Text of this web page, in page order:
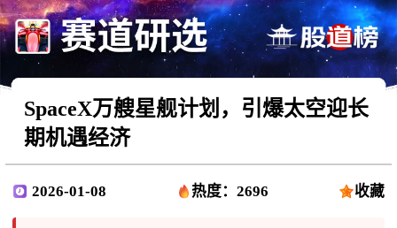
SpaceX万艘星舰计划，引爆太空迎长
期机遇经济
2026-01-08 热度：2696 收藏